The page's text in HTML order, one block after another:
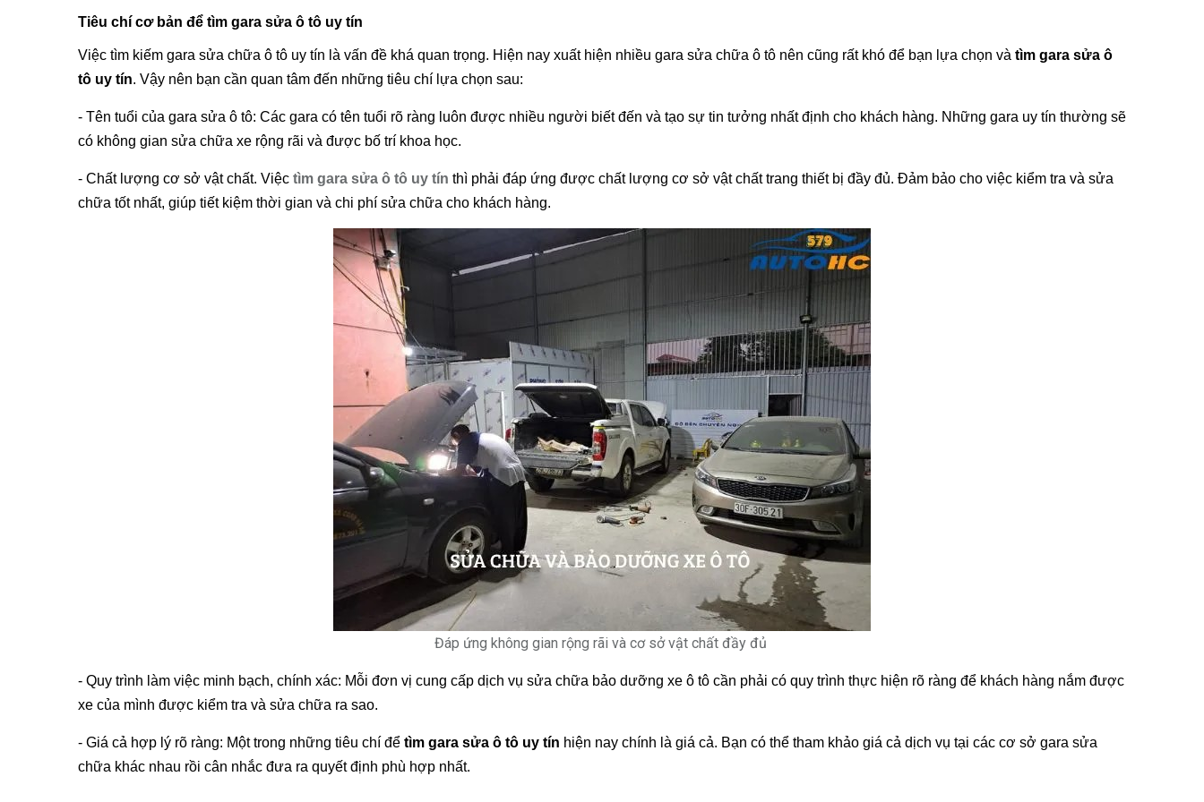
Tiêu chí cơ bản để tìm gara sửa ô tô uy tín
Việc tìm kiếm gara sửa chữa ô tô uy tín là vấn đề khá quan trọng. Hiện nay xuất hiện nhiều gara sửa chữa ô tô nên cũng rất khó để bạn lựa chọn và tìm gara sửa ô
tô uy tín. Vậy nên bạn cần quan tâm đến những tiêu chí lựa chọn sau:
- Tên tuổi của gara sửa ô tô: Các gara có tên tuổi rõ ràng luôn được nhiều người biết đến và tạo sự tin tưởng nhất định cho khách hàng. Những gara uy tín thường sẽ
có không gian sửa chữa xe rộng rãi và được bố trí khoa học.
- Chất lượng cơ sở vật chất. Việc tìm gara sửa ô tô uy tín thì phải đáp ứng được chất lượng cơ sở vật chất trang thiết bị đầy đủ. Đảm bảo cho việc kiểm tra và sửa
chữa tốt nhất, giúp tiết kiệm thời gian và chi phí sửa chữa cho khách hàng.
Đáp ứng không gian rộng rãi và cơ sở vật chất đầy đủ
- Quy trình làm việc minh bạch, chính xác: Mỗi đơn vị cung cấp dịch vụ sửa chữa bảo dưỡng xe ô tô cần phải có quy trình thực hiện rõ ràng để khách hàng nắm được
xe của mình được kiểm tra và sửa chữa ra sao.
- Giá cả hợp lý rõ ràng: Một trong những tiêu chí để tìm gara sửa ô tô uy tín hiện nay chính là giá cả. Bạn có thể tham khảo giá cả dịch vụ tại các cơ sở gara sửa
chữa khác nhau rồi cân nhắc đưa ra quyết định phù hợp nhất.